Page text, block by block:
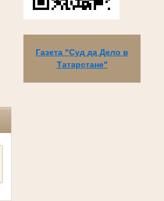
Газета "Суд да Дело в
Татарстане"